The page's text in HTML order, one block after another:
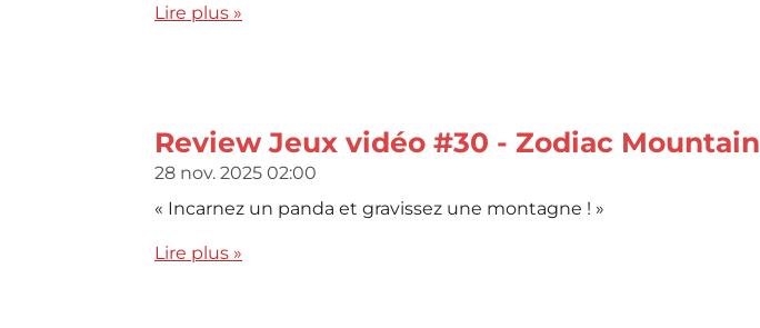
Lire plus »
Review Jeux vidéo #30 - Zodiac Mountain
28 nov. 2025 02:00
« Incarnez un panda et gravissez une montagne ! »
Lire plus »